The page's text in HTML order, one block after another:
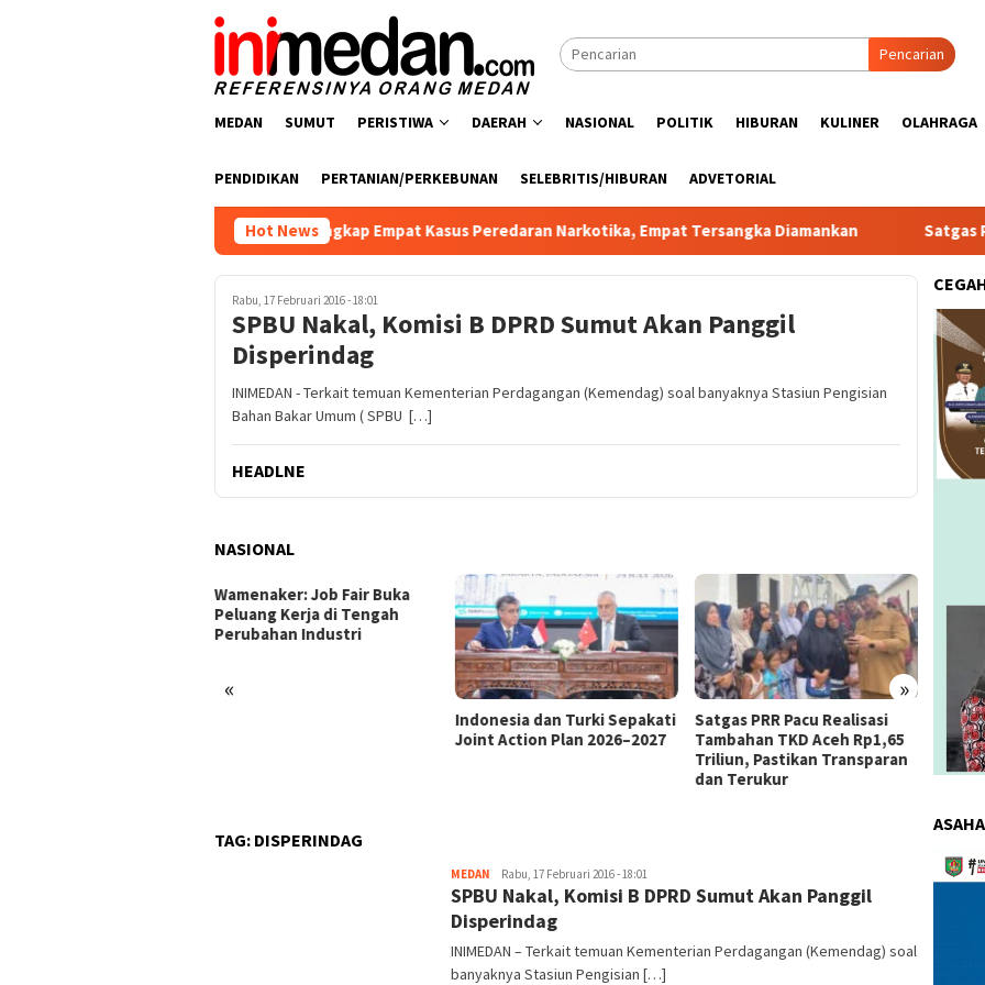
Pencarian
MEDAN SUMUT PERISTIWA DAERAH NASIONAL POLITIK HIBURAN KULINER OLAHRAGA
PENDIDIKAN PERTANIAN/PERKEBUNAN SELEBRITIS/HIBURAN ADVETORIAL
Hot News
Polres Batu Bara Ungkap Empat Kasus Peredaran Narkotika, Empat Tersangka Diamankan Satgas PRR Pacu
Rabu, 17 Februari 2016 - 18:01
SPBU Nakal, Komisi B DPRD Sumut Akan Panggil
Disperindag
INIMEDAN - Terkait temuan Kementerian Perdagangan (Kemendag) soal banyaknya Stasiun Pengisian
Bahan Bakar Umum ( SPBU […]
HEADLNE
NASIONAL
« »
Satgas PRR Pacu Realisasi
Tambahan TKD Aceh Rp1,65
Kemnaker Berhasil Mediasi
Perselisihan PHK PT Amos
Indah Indonesia Perselisihan
PHK PT Amos Indah Indonesia
The
TAG: DISPERINDAG
MEDAN redaksi
Rabu, 17 Februari 2016 - 18:01
SPBU Nakal, Komisi B DPRD Sumut Akan Panggil
Disperindag
INIMEDAN – Terkait temuan Kementerian Perdagangan (Kemendag) soal
banyaknya Stasiun Pengisian […]
Video